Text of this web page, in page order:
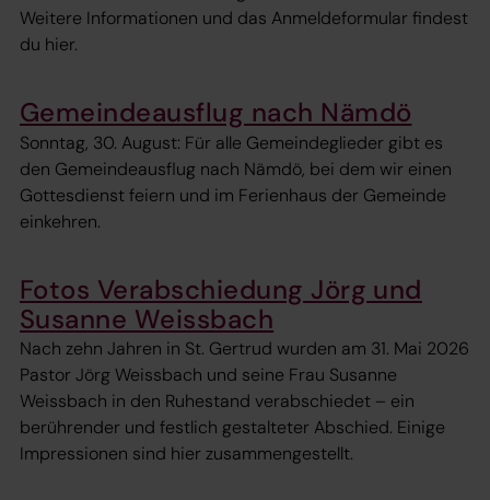
Weitere Informationen und das Anmeldeformular findest
du hier.
Gemeindeausflug nach Nämdö
Sonntag, 30. August: Für alle Gemeindeglieder gibt es
den Gemeindeausflug nach Nämdö, bei dem wir einen
Gottesdienst feiern und im Ferienhaus der Gemeinde
einkehren.
Fotos Verabschiedung Jörg und
Susanne Weissbach
Nach zehn Jahren in St. Gertrud wurden am 31. Mai 2026
Pastor Jörg Weissbach und seine Frau Susanne
Weissbach in den Ruhestand verabschiedet – ein
berührender und festlich gestalteter Abschied. Einige
Impressionen sind hier zusammengestellt.